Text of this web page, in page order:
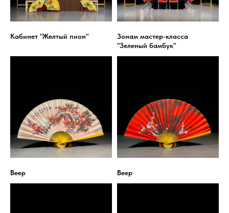
Кабинет "Желтый пион"
Зонам мастер-класса
"Зеленый бамбук"
Веер Веер